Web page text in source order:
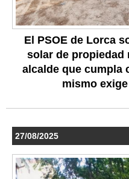
El PSOE de Lorca
solar de propiedad
alcalde que cumpla
mismo
27/08/2025